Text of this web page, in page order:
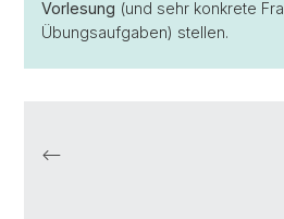
Vorlesung (und sehr konkrete
Übungsaufgaben) stellen.
<——